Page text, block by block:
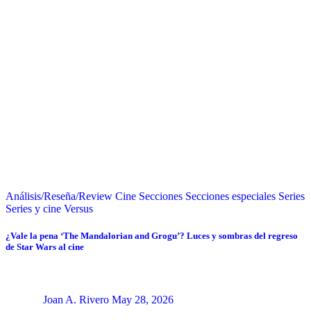
Análisis/Reseña/Review Cine Secciones Secciones especiales Series
Series y cine Versus
¿Vale la pena ‘The Mandalorian and Grogu’? Luces y sombras del regreso
de Star Wars al cine
Joan A. Rivero May 28, 2026